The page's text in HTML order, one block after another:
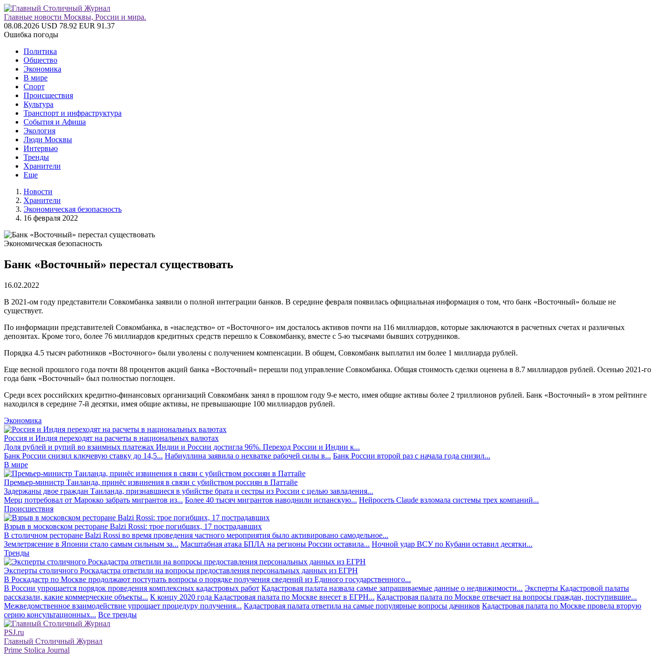
Главные новости Москвы, России и мира.
08.08.2026 USD 78.92 EUR 91.37
Ошибка погоды
Политика
Общество
Экономика
В мире
Спорт
Происшествия
Культура
Транспорт и инфраструктура
События и Афиша
Экология
Люди Москвы
Интервью
Тренды
Хранители
Еще
Новости
Хранители
Экономическая безопасность
16 февраля 2022
Экономическая безопасность
Банк «Восточный» перестал существовать
16.02.2022
В 2021-ом году представители Совкомбанка заявили о полной интеграции банков. В середине февраля появилась официальная информация о том, что банк «Восточный» больше не
существует.
По информации представителей Совкомбанка, в «наследство» от «Восточного» им досталось активов почти на 116 миллиардов, которые заключаются в расчетных счетах и различных
депозитах. Кроме того, более 76 миллиардов кредитных средств перешло к Совкомбанку, вместе с 5-ю тысячами бывших сотрудников.
Порядка 4.5 тысяч работников «Восточного» были уволены с получением компенсации. В общем, Совкомбанк выплатил им более 1 миллиарда рублей.
Еще весной прошлого года почти 88 процентов акций банка «Восточный» перешли под управление Совкомбанка. Общая стоимость сделки оценена в 8.7 миллиардов рублей. Осенью 2021-го
года банк «Восточный» был полностью поглощен.
Среди всех российских кредитно-финансовых организаций Совкомбанк занял в прошлом году 9-е место, имея общие активы более 2 триллионов рублей. Банк «Восточный» в этом рейтинге
находился в середине 7-й десятки, имея общие активы, не превышающие 100 миллиардов рублей.
Экономика
Россия и Индия переходят на расчеты в национальных валютах
Доля рублей и рупий во взаимных платежах Индии и России достигла 96%. Переход России и Индии к...
Банк России снизил ключевую ставку до 14,5... Набиуллина заявила о нехватке рабочей силы в... Банк России второй раз с начала года снизил...
В мире
Премьер-министр Таиланда, принёс извинения в связи с убийством россиян в Паттайе
Задержаны двое граждан Таиланда, признавшиеся в убийстве брата и сестры из России с целью завладения...
Мерц потребовал от Марокко забрать мигрантов из... Более 40 тысяч мигрантов наводнили испанскую... Нейросеть Claude взломала системы трех компаний...
Происшествия
Взрыв в московском ресторане Balzi Rossi: трое погибших, 17 пострадавших
В столичном ресторане Balzi Rossi во время проведения частного мероприятия было активировано самодельное...
Землетрясение в Японии стало самым сильным за... Масштабная атака БПЛА на регионы России оставила... Ночной удар ВСУ по Кубани оставил десятки...
Тренды
Эксперты столичного Роскадастра ответили на вопросы предоставления персональных данных из ЕГРН
В Роскадастр по Москве продолжают поступать вопросы о порядке получения сведений из Единого государственного...
В России упрощается порядок проведения комплексных кадастровых работ Кадастровая палата назвала самые запрашиваемые данные о недвижимости... Эксперты Кадастровой палаты
рассказали, какие коммерческие объекты... К концу 2020 года Кадастровая палата по Москве внесет в ЕГРН... Кадастровая палата по Москве отвечает на вопросы граждан, поступившие...
Межведомственное взаимодействие упрощает процедуру получения... Кадастровая палата ответила на самые популярные вопросы дачников Кадастровая палата по Москве провела вторую
серию консультационных... Все тренды
PSJ.ru
Главный Столичный Журнал
Prime Stolica Journal